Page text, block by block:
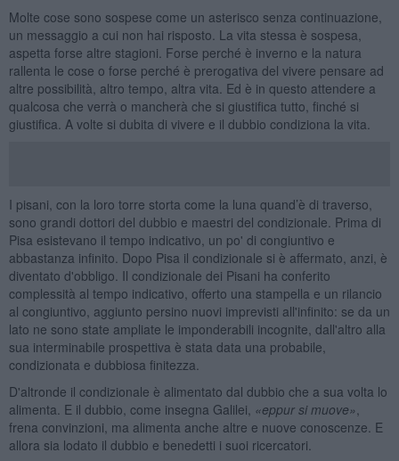
Molte cose sono sospese come un asterisco senza continuazione,
un messaggio a cui non hai risposto. La vita stessa è sospesa,
aspetta forse altre stagioni. Forse perché è inverno e la natura
rallenta le cose o forse perché è prerogativa del vivere pensare ad
altre possibilità, altro tempo, altra vita. Ed è in questo attendere a
qualcosa che verrà o mancherà che si giustifica tutto, finché si
giustifica. A volte si dubita di vivere e il dubbio condiziona la vita.
I pisani, con la loro torre storta come la luna quand’è di traverso,
sono grandi dottori del dubbio e maestri del condizionale. Prima di
Pisa esistevano il tempo indicativo, un po' di congiuntivo e
abbastanza infinito. Dopo Pisa il condizionale si è affermato, anzi, è
diventato d'obbligo. Il condizionale dei Pisani ha conferito
complessità al tempo indicativo, offerto una stampella e un rilancio
al congiuntivo, aggiunto persino nuovi imprevisti all'infinito: se da un
lato ne sono state ampliate le imponderabili incognite, dall'altro alla
sua interminabile prospettiva è stata data una probabile,
condizionata e dubbiosa finitezza.
D'altronde il condizionale è alimentato dal dubbio che a sua volta lo
alimenta. E il dubbio, come insegna Galilei, «eppur si muove»
frena convinzioni, ma alimenta anche altre e nuove conoscenze. E
allora sia lodato il dubbio e benedetti i suoi ricercatori.